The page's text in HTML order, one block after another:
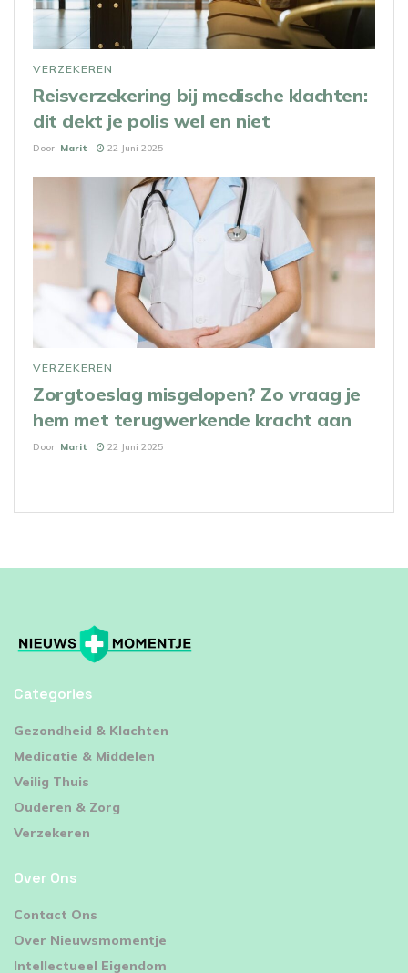
VERZEKEREN
Reisverzekering bij medische klachten:
dit dekt je polis wel en niet
Door Marit 22 Juni 2025
VERZEKEREN
Zorgtoeslag misgelopen? Zo vraag je
hem met terugwerkende kracht aan
Door Marit 22 Juni 2025
Categories
⁠Gezondheid & Klachten
Medicatie & Middelen
Veilig Thuis
Ouderen & Zorg
Verzekeren
Over Ons
Contact Ons
Over Nieuwsmomentje
Intellectueel Eigendom